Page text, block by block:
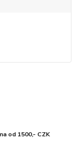
od 1500,- CZK